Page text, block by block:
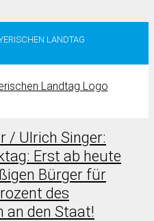
LANDTAG
/ Ulrich Singer:
Erst ab heute
Bürger für
des
an den Staat!